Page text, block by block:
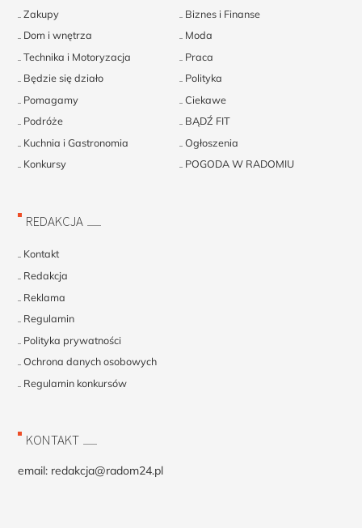
Zakupy
Biznes i Finanse
Dom i wnętrza
Moda
Technika i Motoryzacja
Praca
Będzie się działo
Polityka
Pomagamy
Ciekawe
Podróże
BĄDŹ FIT
Kuchnia i Gastronomia
Ogłoszenia
Konkursy
POGODA W RADOMIU
REDAKCJA
Kontakt
Redakcja
Reklama
Regulamin
Polityka prywatności
Ochrona danych osobowych
Regulamin konkursów
KONTAKT
email: redakcja@radom24.pl